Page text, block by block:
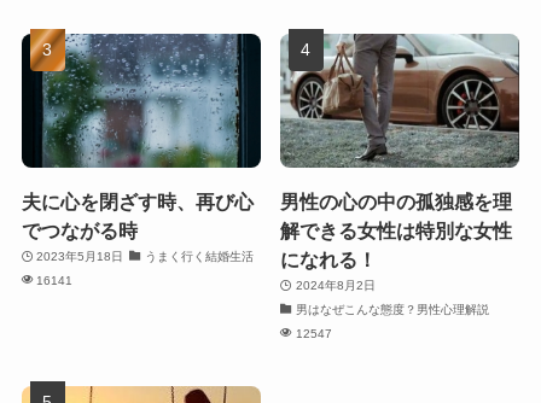
夫に心を閉ざす時、再び心
でつながる時
2023年5月18日
うまく行く結婚生活
16141
男性の心の中の孤独感を理
解できる女性は特別な女性
になれる！
2024年8月2日
男はなぜこんな態度？男性心理解説
12547